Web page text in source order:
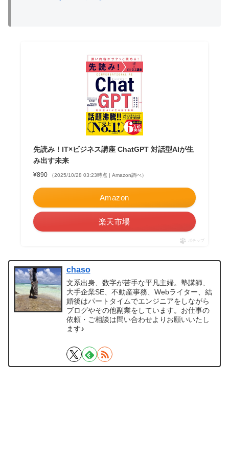
先読み！IT×ビジネス講座 ChatGPT 対話型AIが生
み出す未来
¥890 （2025/10/28 03:23時点 | Amazon調べ）
Amazon
楽天市場
ポチップ
chaso
文系出身、数字が苦手な平凡主婦。塾講師、
大手企業SE、不動産事務、Webライター、結
婚後はパートタイムでエンジニアをしながら
ブログやその他副業をしています。お仕事の
依頼・ご相談は問い合わせよりお願いいたし
ます♪